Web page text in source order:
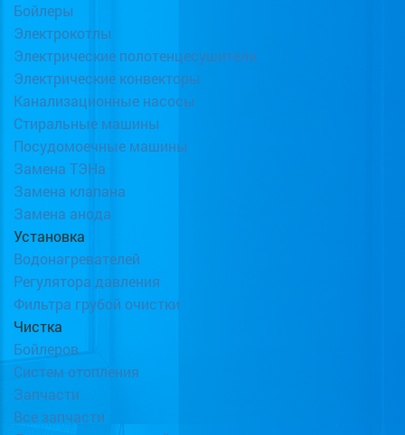
Бойлеры
Электрокотлы
Электрические полотенцесушители
Электрические конвекторы
Канализационные насосы
Стиральные машины
Посудомоечные машины
Замена ТЭНа
Замена клапана
Замена анода
Установка
Водонагревателей
Регулятора давления
Фильтра грубой очистки
Чистка
Бойлеров
Систем отопления
Запчасти
Все запчасти